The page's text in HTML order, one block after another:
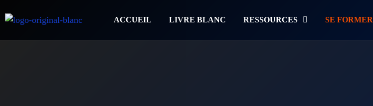
ACCUEIL LIVRE BLANC RESSOURCES SE FORMER